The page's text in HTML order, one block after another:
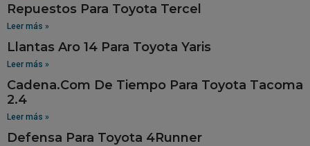
Repuestos Para Toyota Tercel
Leer más »
Llantas Aro 14 Para Toyota Yaris
Leer más »
Cadena.Com De Tiempo Para Toyota Tacoma
2.4
Leer más »
Defensa Para Toyota 4Runner